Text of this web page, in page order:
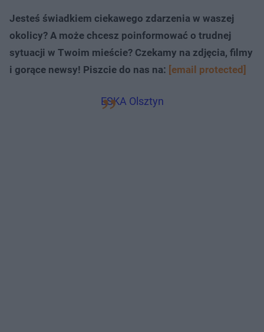
Jesteś świadkiem ciekawego zdarzenia w waszej
okolicy? A może chcesz poinformować o trudnej
sytuacji w Twoim mieście? Czekamy na zdjęcia, filmy
i gorące newsy! Piszcie do nas na: [email protected]
ESKA Olsztyn